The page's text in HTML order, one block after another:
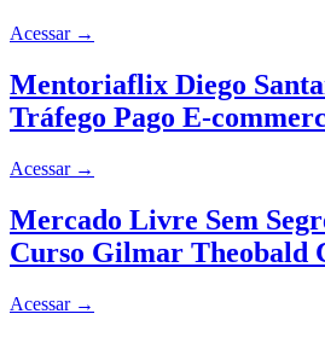
Acessar →
Mentoriaflix Diego
Tráfego Pago E-
Acessar →
Mercado Livre Sem
Curso Gilmar Theobald
Acessar →